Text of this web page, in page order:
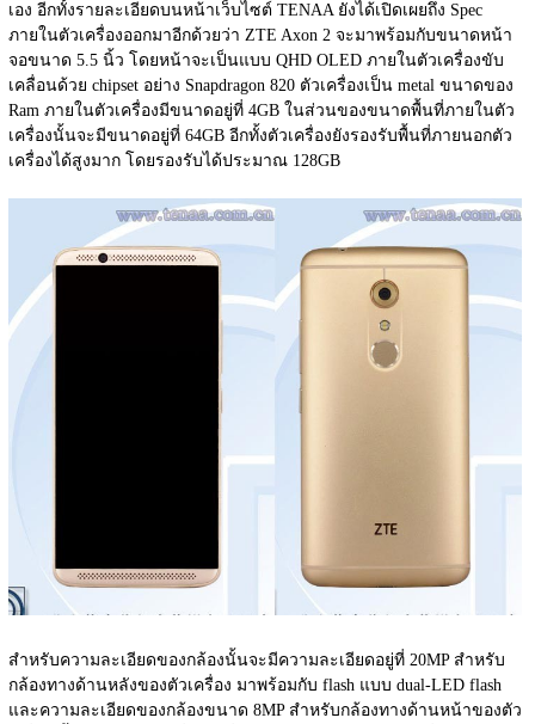
เอง อีกทั้งรายละเอียดบนหน้าเว็บไซต์ TENAA ยังได้เปิดเผยถึง Spec
ภายในตัวเครื่องออกมาอีกด้วยว่า ZTE Axon 2 จะมาพร้อมกับขนาดหน้า
จอขนาด 5.5 นิ้ว โดยหน้าจะเป็นแบบ QHD OLED ภายในตัวเครื่องขับ
เคลื่อนด้วย chipset อย่าง Snapdragon 820 ตัวเครื่องเป็น metal ขนาดของ
Ram ภายในตัวเครื่องมีขนาดอยู่ที่ 4GB ในส่วนของขนาดพื้นที่ภายในตัว
เครื่องนั้นจะมีขนาดอยู่ที่ 64GB อีกทั้งตัวเครื่องยังรองรับพื้นที่ภายนอกตัว
เครื่องได้สูงมาก โดยรองรับได้ประมาณ 128GB
สำหรับความละเอียดของกล้องนั้นจะมีความละเอียดอยู่ที่ 20MP สำหรับ
กล้องทางด้านหลังของตัวเครื่อง มาพร้อมกับ flash แบบ dual-LED flash
และความละเอียดของกล้องขนาด 8MP สำหรับกล้องทางด้านหน้าของตัว